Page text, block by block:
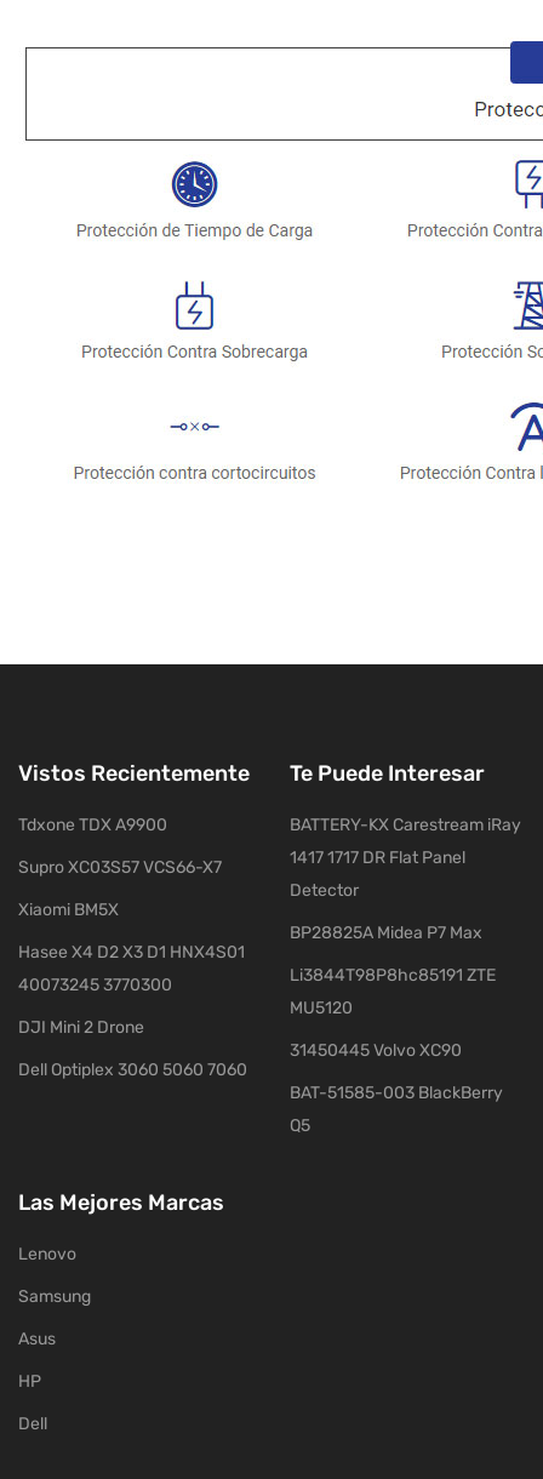
Vistos Recientemente
Tdxone TDX A9900
Supro XC03S57 VCS66-X7
Xiaomi BM5X
Hasee X4 D2 X3 D1 HNX4S01
40073245 3770300
DJI Mini 2 Drone
Dell Optiplex 3060 5060 7060
Te Puede Interesar
BATTERY-KX Carestream iRay
1417 1717 DR Flat Panel
Detector
BP28825A Midea P7 Max
Li3844T98P8hc85191 ZTE
MU5120
31450445 Volvo XC90
BAT-51585-003 BlackBerry
Q5
Las Mejores Marcas
Lenovo
Samsung
Asus
HP
Dell